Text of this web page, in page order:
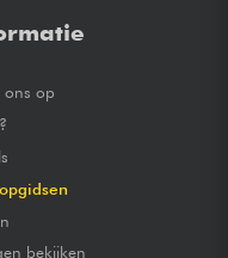
ons op
bekijken